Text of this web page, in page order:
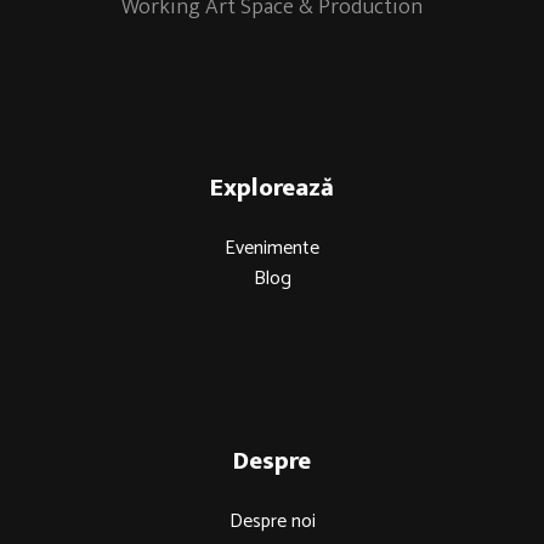
Working Art Space & Production
Explorează
Evenimente
Blog
Despre
Despre noi